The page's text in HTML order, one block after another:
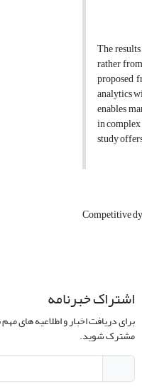
The
rather
proposed
analytics
enables
in
study
Competitive
اشتراک خبرنامه
برای دریافت اخبار و اطلاعیه های
مشترک شوید.